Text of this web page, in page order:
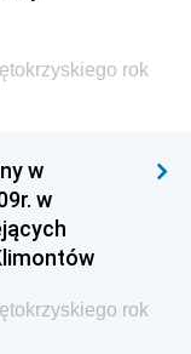
rok
w
w
rok